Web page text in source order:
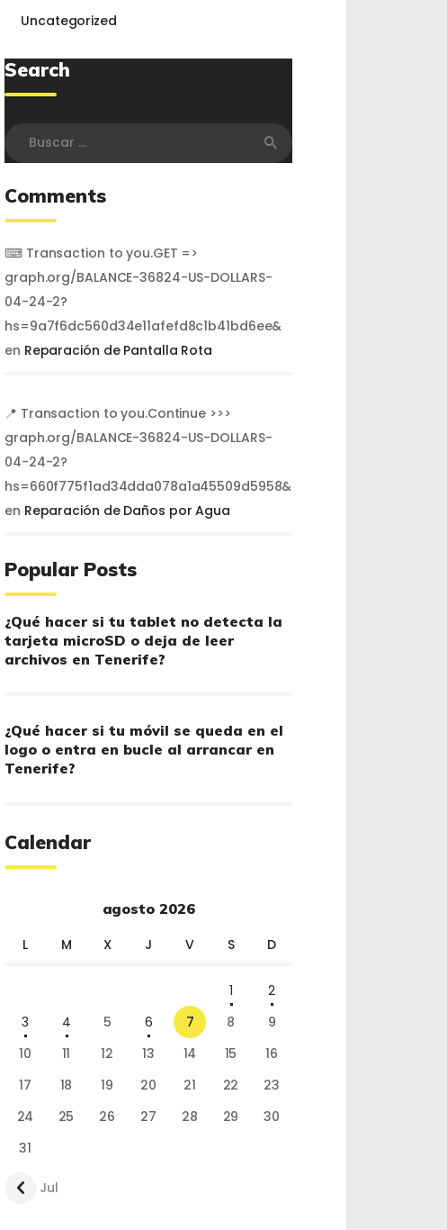
Uncategorized
Search
Comments
⌨ Transaction to you.GET =>
graph.org/BALANCE-36824-US-DOLLARS-
04-24-2?
hs=9a7f6dc560d34e11afefd8c1b41bd6ee&
en Reparación de Pantalla Rota
📍 Transaction to you.Continue >>>
graph.org/BALANCE-36824-US-DOLLARS-
04-24-2?
hs=660f775f1ad34dda078a1a45509d5958&
en Reparación de Daños por Agua
Popular Posts
¿Qué hacer si tu tablet no detecta la
tarjeta microSD o deja de leer
archivos en Tenerife?
¿Qué hacer si tu móvil se queda en el
logo o entra en bucle al arrancar en
Tenerife?
Calendar
agosto 2026
L M X J V S D
1
2
3
4 5 6 7 8
9
10
11 12 13 14 15
16
17
18 19 20 21 22
23
24
25 26 27 28 29
30
31
« Jul